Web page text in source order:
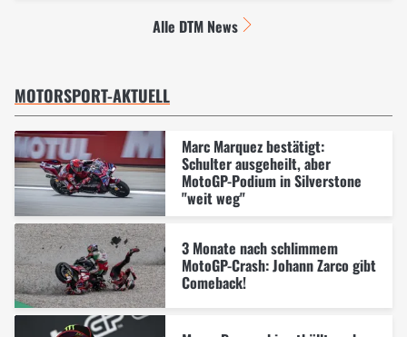
Alle DTM News
MOTORSPORT-AKTUELL
Marc Marquez bestätigt:
Schulter ausgeheilt, aber
MotoGP-Podium in Silverstone
"weit weg"
3 Monate nach schlimmem
MotoGP-Crash: Johann Zarco gibt
Comeback!